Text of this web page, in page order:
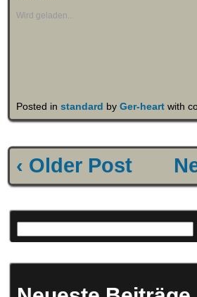
Wird geladen...
Posted in standard by Ger-heartwith
‹ Older Post